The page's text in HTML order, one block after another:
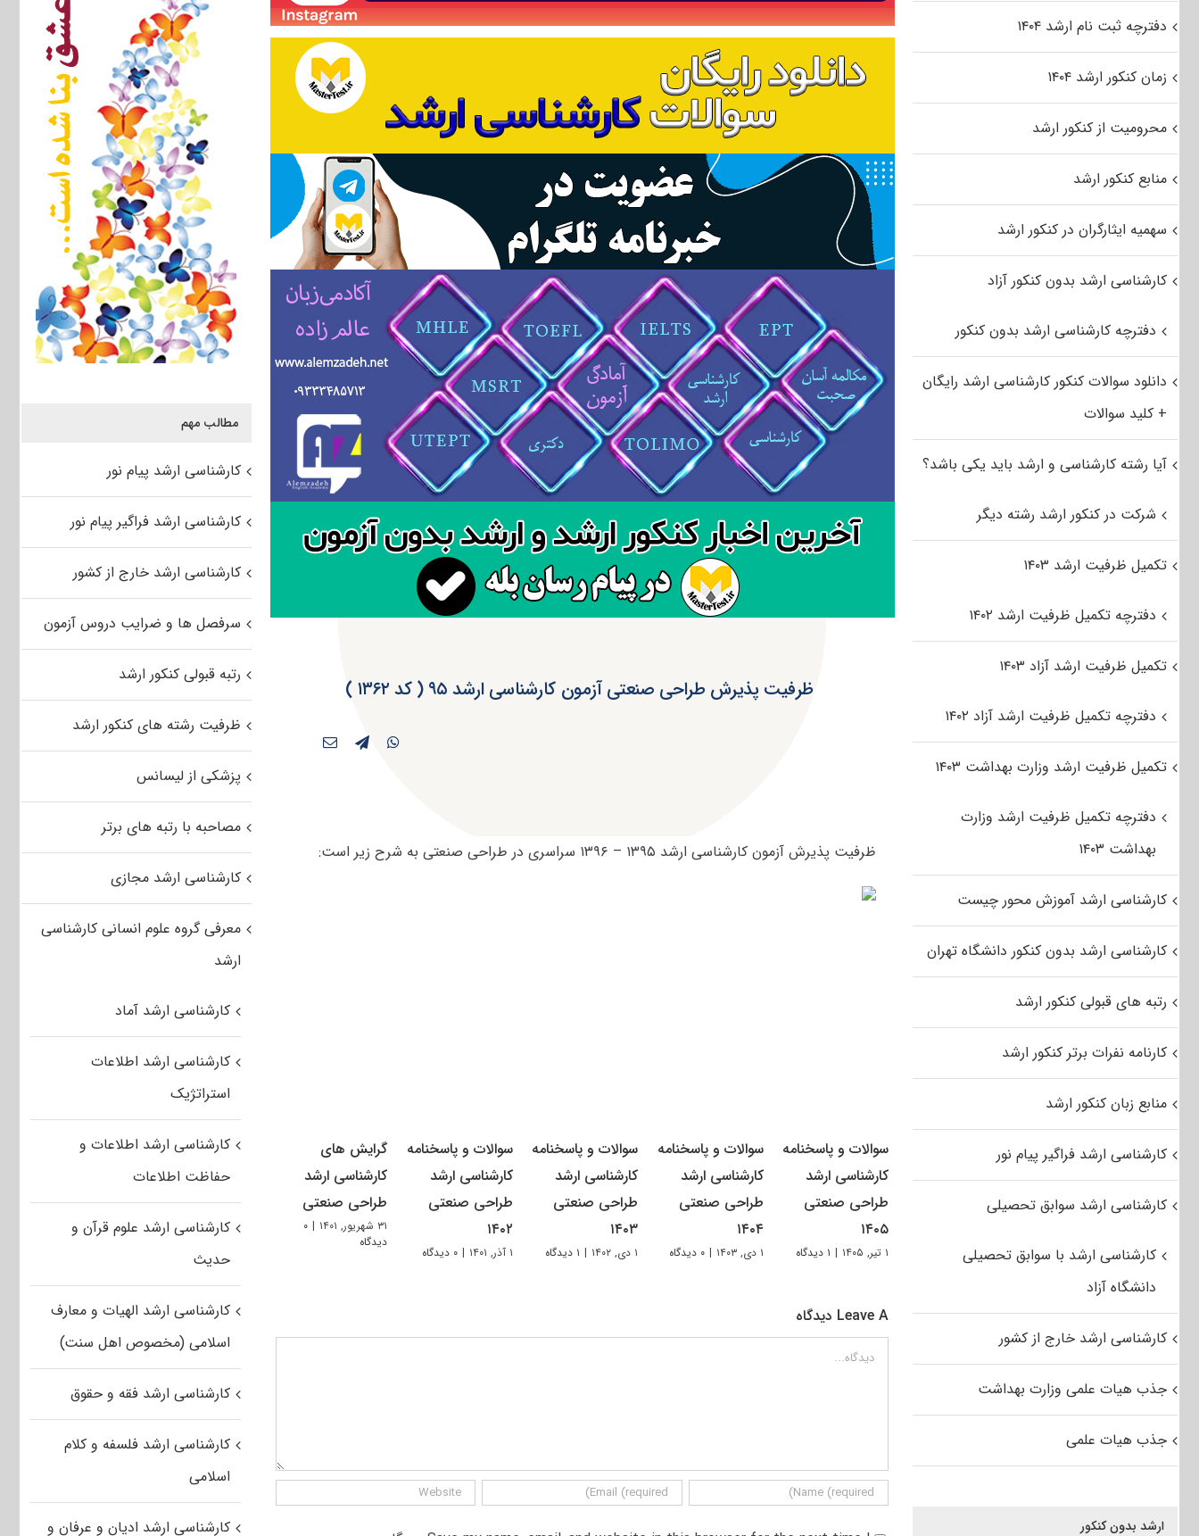
ظرفیت پذیرش طراحی صنعتی آزمون کارشناسی ارشد ۹۵ ( کد ۱۳۶۲ )
ظرفیت پذیرش آزمون کارشناسی ارشد ۱۳۹۵ – ۱۳۹۶ سراسری در طراحی صنعتی به شرح زیر است:
سوالات و پاسخنامه
کارشناسی ارشد
طراحی صنعتی
۱۴۰۵
۱ تیر, ۱۴۰۵ | ۱ دیدگاه
سوالات و پاسخنامه
کارشناسی ارشد
طراحی صنعتی
۱۴۰۴
۱ دی, ۱۴۰۳ | ۰ دیدگاه
سوالات و پاسخنامه
کارشناسی ارشد
طراحی صنعتی
۱۴۰۳
۱ دی, ۱۴۰۲ | ۱ دیدگاه
سوالات و پاسخنامه
کارشناسی ارشد
طراحی صنعتی
۱۴۰۲
۱ آذر, ۱۴۰۱ | ۰ دیدگاه
گرایش های
کارشناسی ارشد
طراحی صنعتی
۳۱ شهریور, ۱۴۰۱ | ۰
دیدگاه
Leave A دیدگاه
دیدگاه
مطالب مهم
کارشناسی ارشد پیام نور
کارشناسی ارشد فراگیر پیام نور
کارشناسی ارشد خارج از کشور
سرفصل ها و ضرایب دروس آزمون
رتبه قبولی کنکور ارشد
ظرفیت رشته های کنکور ارشد
پزشکی از لیسانس
مصاحبه با رتبه های برتر
کارشناسی ارشد مجازی
معرفی گروه علوم انسانی کارشناسی
ارشد
کارشناسی ارشد آماد
کارشناسی ارشد اطلاعات
استراتژیک
کارشناسی ارشد اطلاعات و
حفاظت اطلاعات
کارشناسی ارشد علوم قرآن و
حدیث
کارشناسی ارشد الهیات و معارف
اسلامی (مخصوص اهل سنت)
کارشناسی ارشد فقه و حقوق
کارشناسی ارشد فلسفه و کلام
اسلامی
کارشناسی ارشد ادیان و عرفان و
دفترچه ثبت نام ارشد ۱۴۰۴
زمان کنکور ارشد ۱۴۰۴
محرومیت از کنکور ارشد
منابع کنکور ارشد
سهمیه ایثارگران در کنکور ارشد
کارشناسی ارشد بدون کنکور آزاد
دفترچه کارشناسی ارشد بدون کنکور
دانلود سوالات کنکور کارشناسی ارشد رایگان
+ کلید سوالات
آیا رشته کارشناسی و ارشد باید یکی باشد؟
شرکت در کنکور ارشد رشته دیگر
تکمیل ظرفیت ارشد ۱۴۰۳
دفترچه تکمیل ظرفیت ارشد ۱۴۰۲
تکمیل ظرفیت ارشد آزاد ۱۴۰۳
دفترچه تکمیل ظرفیت ارشد آزاد ۱۴۰۲
تکمیل ظرفیت ارشد وزارت بهداشت ۱۴۰۳
دفترچه تکمیل ظرفیت ارشد وزارت
بهداشت ۱۴۰۳
کارشناسی ارشد آموزش محور چیست
کارشناسی ارشد بدون کنکور دانشگاه تهران
رتبه های قبولی کنکور ارشد
کارنامه نفرات برتر کنکور ارشد
منابع زبان کنکور ارشد
کارشناسی ارشد فراگیر پیام نور
کارشناسی ارشد سوابق تحصیلی
کارشناسی ارشد با سوابق تحصیلی
دانشگاه آزاد
کارشناسی ارشد خارج از کشور
جذب هیات علمی وزارت بهداشت
جذب هیات علمی
ارشد بدون کنکور